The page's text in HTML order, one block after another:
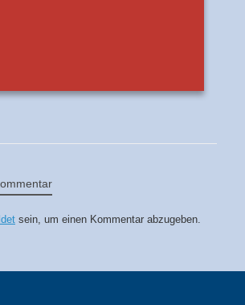
sein, um einen Kommentar abzugeben.